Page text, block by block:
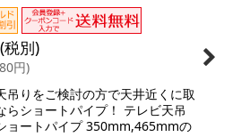
(税別)
円)
吊りをご検討の方で天井近くに取
らショートパイプ！ テレビ天吊
ョートパイプ 350mm,465mmの